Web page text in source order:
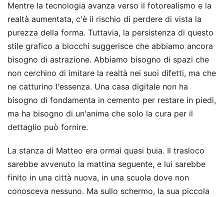
Mentre la tecnologia avanza verso il fotorealismo e la
realtà aumentata, c'è il rischio di perdere di vista la
purezza della forma. Tuttavia, la persistenza di questo
stile grafico a blocchi suggerisce che abbiamo ancora
bisogno di astrazione. Abbiamo bisogno di spazi che
non cerchino di imitare la realtà nei suoi difetti, ma che
ne catturino l'essenza. Una casa digitale non ha
bisogno di fondamenta in cemento per restare in piedi,
ma ha bisogno di un'anima che solo la cura per il
dettaglio può fornire.
La stanza di Matteo era ormai quasi buia. Il trasloco
sarebbe avvenuto la mattina seguente, e lui sarebbe
finito in una città nuova, in una scuola dove non
conosceva nessuno. Ma sullo schermo, la sua piccola